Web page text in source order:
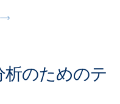
析のためのテ